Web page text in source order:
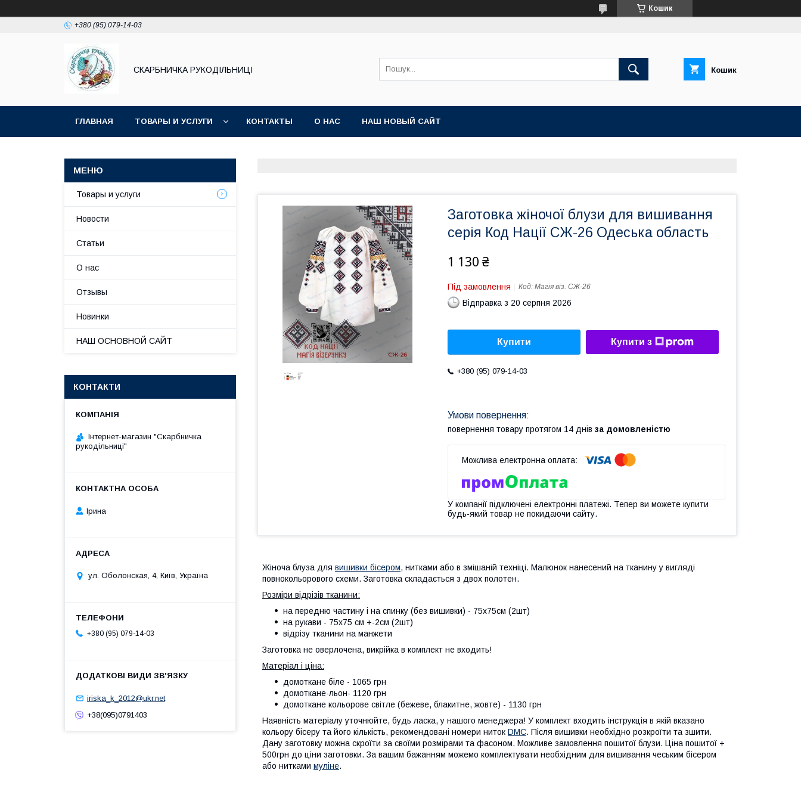
Кошик
+380 (95) 079-14-03
СКАРБНИЧКА РУКОДІЛЬНИЦІ Кошик
ГЛАВНАЯ ТОВАРЫ И УСЛУГИ КОНТАКТЫ О НАС НАШ НОВЫЙ САЙТ
Заготовка жіночої блузи для вишивання
серія Код Нації СЖ-26 Одеська область
1 130 ₴
Під замовлення Код: Магiя вiз. СЖ-26
Відправка з 20 серпня 2026
Купити Купити з
+380 (95) 079-14-03
повернення товару протягом 14 днів за домовленістю
У компанії підключені електронні платежі. Тепер ви можете купити
будь-який товар не покидаючи сайту.
Жіноча блуза для вишивки бісером, нитками або в змішаній техніці. Малюнок нанесений на тканину у вигляді
повнокольорового схеми. Заготовка складається з двох полотен.
Розміри відрізів тканини:
на передню частину і на спинку (без вишивки) - 75х75см (2шт)
на рукави - 75х75 см +-2см (2шт)
відрізу тканини на манжети
Заготовка не оверлочена, викрійка в комплект не входить!
Матеріал і ціна:
домоткане біле - 1065 грн
домоткане-льон- 1120 грн
домоткане кольорове світле (бежеве, блакитне, жовте) - 1130 грн
Наявність матеріалу уточнюйте, будь ласка, у нашого менеджера! У комплект входить інструкція в якій вказано
кольору бісеру та його кількість, рекомендовані номери ниток DMC. Після вишивки необхідно розкроїти та зшити.
Дану заготовку можна скроїти за своїми розмірами та фасоном. Можливе замовлення пошитої блузи. Ціна пошитої +
500грн до ціни заготовки. За вашим бажанням можемо комплектувати необхідним для вишивання чеським бісером
або нитками муліне.
Товары и услуги
Новости
Статьи
О нас
Отзывы
Новинки
НАШ ОСНОВНОЙ САЙТ
КОНТАКТИ
Інтернет-магазин "Скарбничка
рукодільниці"
Ірина
ул. Оболонская, 4, Київ, Україна
+380 (95) 079-14-03
iriska_k_2012@ukr.net
+38(095)0791403